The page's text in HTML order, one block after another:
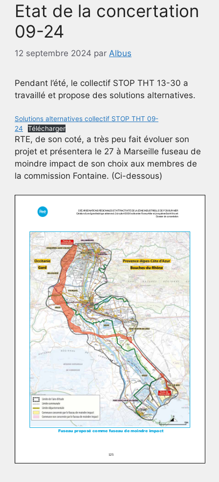
Etat de la concertation
09-24
12 septembre 2024 par Albus
Pendant l’été, le collectif STOP THT 13-30 a
travaillé et propose des solutions alternatives.
Solutions alternatives collectif STOP THT 09-
24
Télécharger
RTE, de son coté, a très peu fait évoluer son
projet et présentera le 27 à Marseille fuseau de
moindre impact de son choix aux membres de
la commission Fontaine. (Ci-dessous)